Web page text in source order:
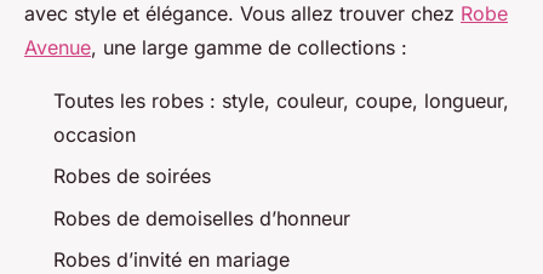
avec style et élégance. Vous allez trouver chez Robe
Avenue, une large gamme de collections :
Toutes les robes : style, couleur, coupe, longueur,
occasion
Robes de soirées
Robes de demoiselles d’honneur
Robes d’invité en mariage